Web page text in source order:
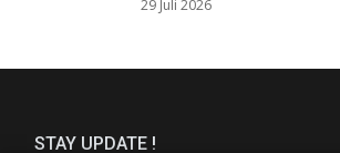
29 Juli 2026
STAY UPDATE !